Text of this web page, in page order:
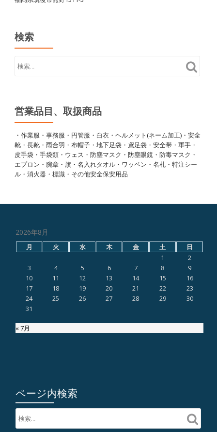
検索
営業品目、取扱商品
・作業服・事務服・円管服・白衣・ヘルメット(ネーム加工)・安全
靴・長靴・雨合羽・布帽子・地下足袋・鳶足袋・安全帯・軍手・
皮手袋・手袋類・ウェス・防塵マスク・防塵眼鏡・防毒マスク・
エプロン・腕章・旗・名入れタオル・ワッペン・名札・特注シー
ル・消火器・標識・その他安全保安用品
2026年8月
月 火 水 木 金 土
日
1
2
3
4 5 6 7 8
9
10
11 12 13 14 15
16
17
18 19 20 21 22
23
24
25 26 27 28 29
30
31
« 7月
ページ内検索